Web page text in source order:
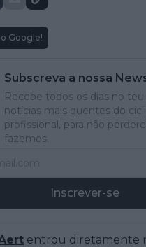
Google!
Subscreva a nossa
Recebe todos os dias no
notícias mais quentes do
profissional, para não
fazemos.
Inscrever-se
entrou diretamente